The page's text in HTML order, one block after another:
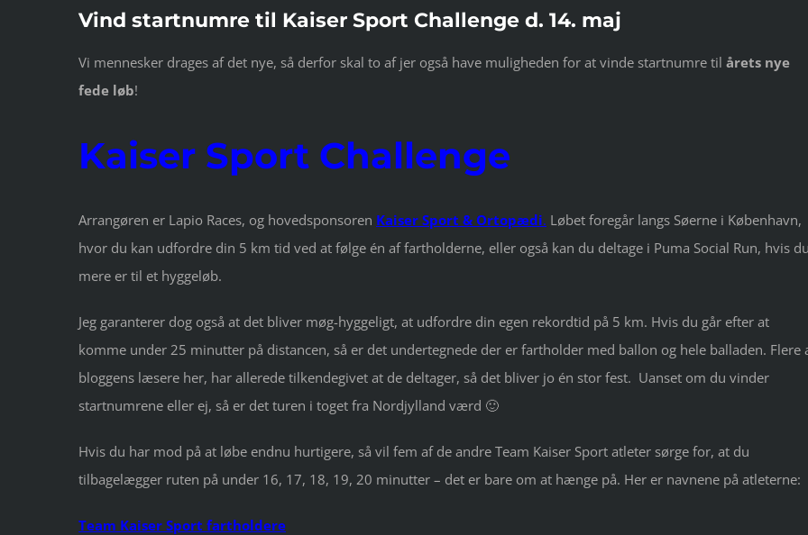
større
Vind startnumre til Kaiser Sport Challenge d. 14. maj
Vi mennesker drages af det nye, så derfor skal to af jer også have muligheden for at vinde startnumre til årets nye
fede løb!
Kaiser Sport Challenge
Arrangøren er Lapio Races, og hovedsponsoren Kaiser Sport & Ortopædi. Løbet foregår langs Søerne i København,
hvor du kan udfordre din 5 km tid ved at følge én af fartholderne, eller også kan du deltage i Puma Social Run, hvis
mere er til et hyggeløb.
Jeg garanterer dog også at det bliver møg-hyggeligt, at udfordre din egen rekordtid på 5 km. Hvis du går efter at
komme under 25 minutter på distancen, så er det undertegnede der er fartholder med ballon og hele balladen. Flere
bloggens læsere her, har allerede tilkendegivet at de deltager, så det bliver jo én stor fest. Uanset om du vinder
startnumrene eller ej, så er det turen i toget fra Nordjylland værd 🙂
Hvis du har mod på at løbe endnu hurtigere, så vil fem af de andre Team Kaiser Sport atleter sørge for, at du
tilbagelægger ruten på under 16, 17, 18, 19, 20 minutter – det er bare om at hænge på. Her er navnene på atleterne:
Team Kaiser Sport fartholdere